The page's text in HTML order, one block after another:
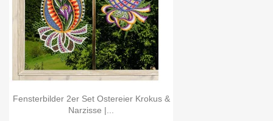
Fensterbilder 2er Set Ostereier Krokus &
Narzisse |...